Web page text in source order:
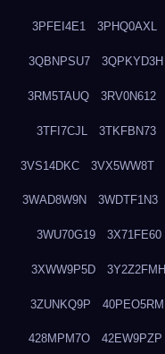
3PFEI4E1 3PHQ0AXL
3QBNPSU7 3QPKYD3H
3RM5TAUQ 3RV0N612
3TFI7CJL 3TKFBN73
3VS14DKC 3VX5WW8T
3WAD8W9N 3WDTF1N3
3WU70G19 3X71FE60
3XWW9P5D 3Y2Z2FMH
3ZUNKQ9P 40PEO5RM
428MPM7O 42EW9PZP